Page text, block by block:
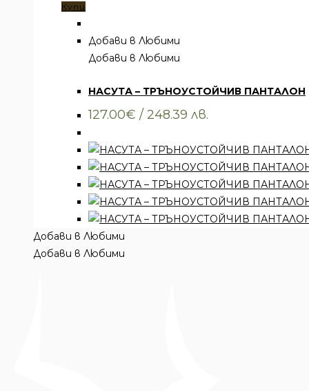
Купи
Добави в Любими
Добави в Любими
НАСУТА – ТРЪНОУСТОЙЧИВ ПАНТАЛОН
127.00€ / 248.39 лв.
Добави в Любими
Добави в Любими